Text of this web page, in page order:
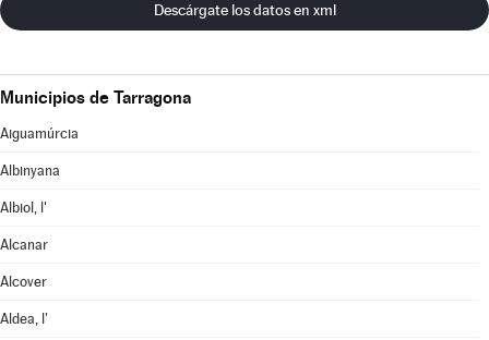
Descárgate los datos en xml
Municipios de Tarragona
Aiguamúrcia
Albinyana
Albiol, l'
Alcanar
Alcover
Aldea, l'